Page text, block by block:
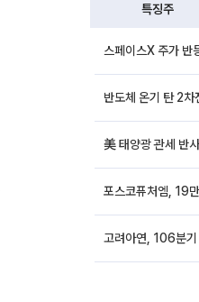
특징주